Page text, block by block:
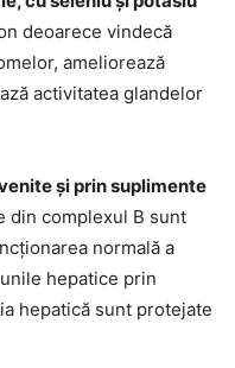
deoarece vindecă
ameliorează
activitatea glandelor
și prin suplimente
din complexul B sunt
normală a
hepatice prin
hepatică sunt protejate